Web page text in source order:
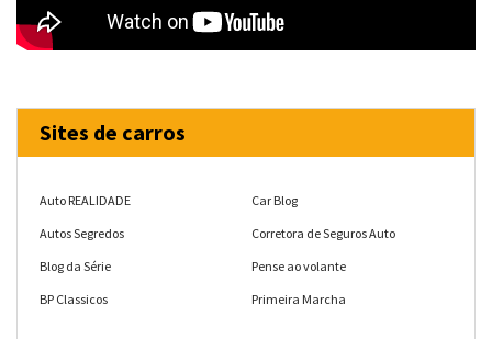
Sites de carros
Auto REALIDADE
Autos Segredos
Blog da Série
BP Classicos
Car Blog
Corretora de Seguros Auto
Pense ao volante
Primeira Marcha